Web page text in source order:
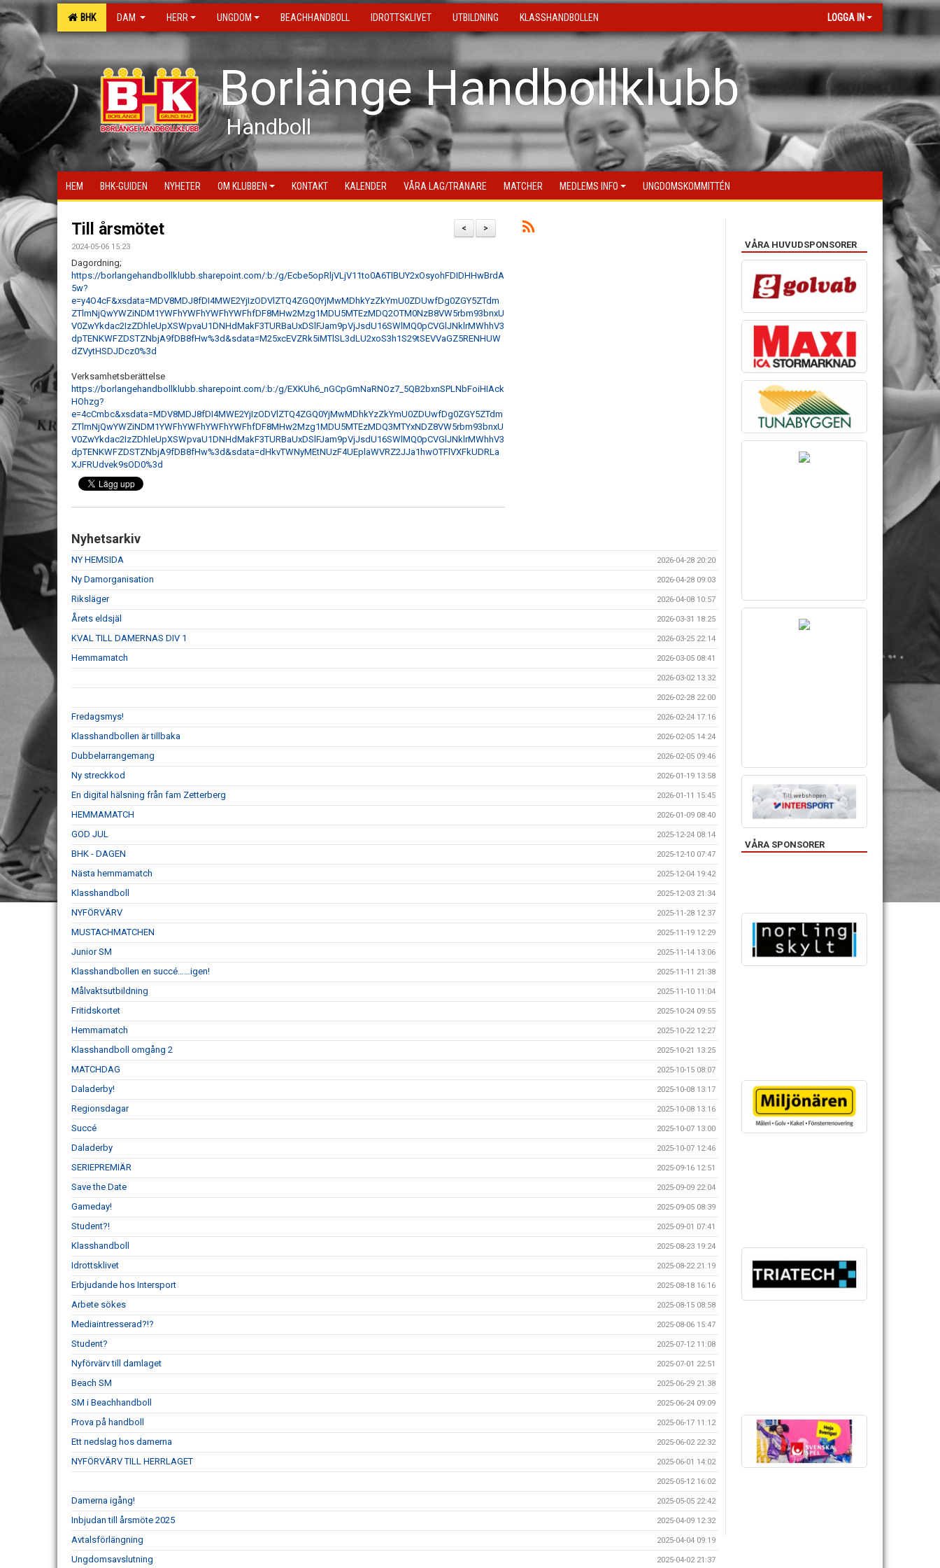
BHK DAM HERR UNGDOM BEACHHANDBOLL IDROTTSKLIVET UTBILDNING KLASSHANDBOLLEN LOGGA IN
Borlänge Handbollklubb
Handboll
HEM BHK-GUIDEN NYHETER OM KLUBBEN KONTAKT KALENDER VÅRA LAG/TRÄNARE MATCHER MEDLEMS INFO UNGDOMSKOMMITTÉN
>
<
Till årsmötet
2024-05-06 15:23
Dagordning;
https://borlangehandbollklubb.sharepoint.com/:b:/g/Ecbe5opRljVLjV11to0A6TIBUY2xOsyohFDIDHHwBrdA
5w?
e=y4O4cF&xsdata=MDV8MDJ8fDI4MWE2YjIzODVlZTQ4ZGQ0YjMwMDhkYzZkYmU0ZDUwfDg0ZGY5ZTdm
ZTlmNjQwYWZiNDM1YWFhYWFhYWFhYWFhfDF8MHw2Mzg1MDU5MTEzMDQ2OTM0NzB8VW5rbm93bnxU
V0ZwYkdac2IzZDhleUpXSWpvaU1DNHdMakF3TURBaUxDSlFJam9pVjJsdU16SWlMQ0pCVGlJNklrMWhhV3
dpTENKWFZDSTZNbjA9fDB8fHw%3d&sdata=M25xcEVZRk5iMTlSL3dLU2xoS3h1S29tSEVVaGZ5RENHUW
dZVytHSDJDcz0%3d
Verksamhetsberättelse
https://borlangehandbollklubb.sharepoint.com/:b:/g/EXKUh6_nGCpGmNaRNOz7_5QB2bxnSPLNbFoiHIAck
HOhzg?
e=4cCmbc&xsdata=MDV8MDJ8fDI4MWE2YjIzODVlZTQ4ZGQ0YjMwMDhkYzZkYmU0ZDUwfDg0ZGY5ZTdm
ZTlmNjQwYWZiNDM1YWFhYWFhYWFhYWFhfDF8MHw2Mzg1MDU5MTEzMDQ3MTYxNDZ8VW5rbm93bnxU
V0ZwYkdac2IzZDhleUpXSWpvaU1DNHdMakF3TURBaUxDSlFJam9pVjJsdU16SWlMQ0pCVGlJNklrMWhhV3
dpTENKWFZDSTZNbjA9fDB8fHw%3d&sdata=dHkvTWNyMEtNUzF4UEplaWVRZ2JJa1hwOTFlVXFkUDRLa
XJFRUdvek9sOD0%3d
Nyhetsarkiv
NY HEMSIDA 2026-04-28 20:20
Ny Damorganisation 2026-04-28 09:03
Riksläger 2026-04-08 10:57
Årets eldsjäl 2026-03-31 18:25
KVAL TILL DAMERNAS DIV 1 2026-03-25 22:14
Hemmamatch 2026-03-05 08:41
2026-03-02 13:32
2026-02-28 22:00
Fredagsmys! 2026-02-24 17:16
Klasshandbollen är tillbaka 2026-02-05 14:24
Dubbelarrangemang 2026-02-05 09:46
Ny streckkod 2026-01-19 13:58
En digital hälsning från fam Zetterberg 2026-01-11 15:45
HEMMAMATCH 2026-01-09 08:40
GOD JUL 2025-12-24 08:14
BHK - DAGEN 2025-12-10 07:47
Nästa hemmamatch 2025-12-04 19:42
Klasshandboll 2025-12-03 21:34
NYFÖRVÄRV 2025-11-28 12:37
MUSTACHMATCHEN 2025-11-19 12:29
Junior SM 2025-11-14 13:06
Klasshandbollen en succé……igen! 2025-11-11 21:38
Målvaktsutbildning 2025-11-10 11:04
Fritidskortet 2025-10-24 09:55
Hemmamatch 2025-10-22 12:27
Klasshandboll omgång 2 2025-10-21 13:25
MATCHDAG 2025-10-15 08:07
Daladerby! 2025-10-08 13:17
Regionsdagar 2025-10-08 13:16
Succé 2025-10-07 13:00
Daladerby 2025-10-07 12:46
SERIEPREMIÄR 2025-09-16 12:51
Save the Date 2025-09-09 22:04
Gameday! 2025-09-05 08:39
Student?! 2025-09-01 07:41
Klasshandboll 2025-08-23 19:24
Idrottsklivet 2025-08-22 21:19
Erbjudande hos Intersport 2025-08-18 16:16
Arbete sökes 2025-08-15 08:58
Mediaintresserad?!? 2025-08-06 15:47
Student? 2025-07-12 11:08
Nyförvärv till damlaget 2025-07-01 22:51
Beach SM 2025-06-29 21:38
SM i Beachhandboll 2025-06-24 09:09
Prova på handboll 2025-06-17 11:12
Ett nedslag hos damerna 2025-06-02 22:32
NYFÖRVÄRV TILL HERRLAGET 2025-06-01 14:02
2025-05-12 16:02
Damerna igång! 2025-05-05 22:42
Inbjudan till årsmöte 2025 2025-04-09 12:32
Avtalsförlängning 2025-04-04 09:19
Ungdomsavslutning 2025-04-02 21:37
VÅRA HUVUDSPONSORER
VÅRA SPONSORER